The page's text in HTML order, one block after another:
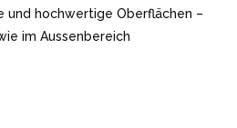
und hochwertige Oberflächen –
im Aussenbereich